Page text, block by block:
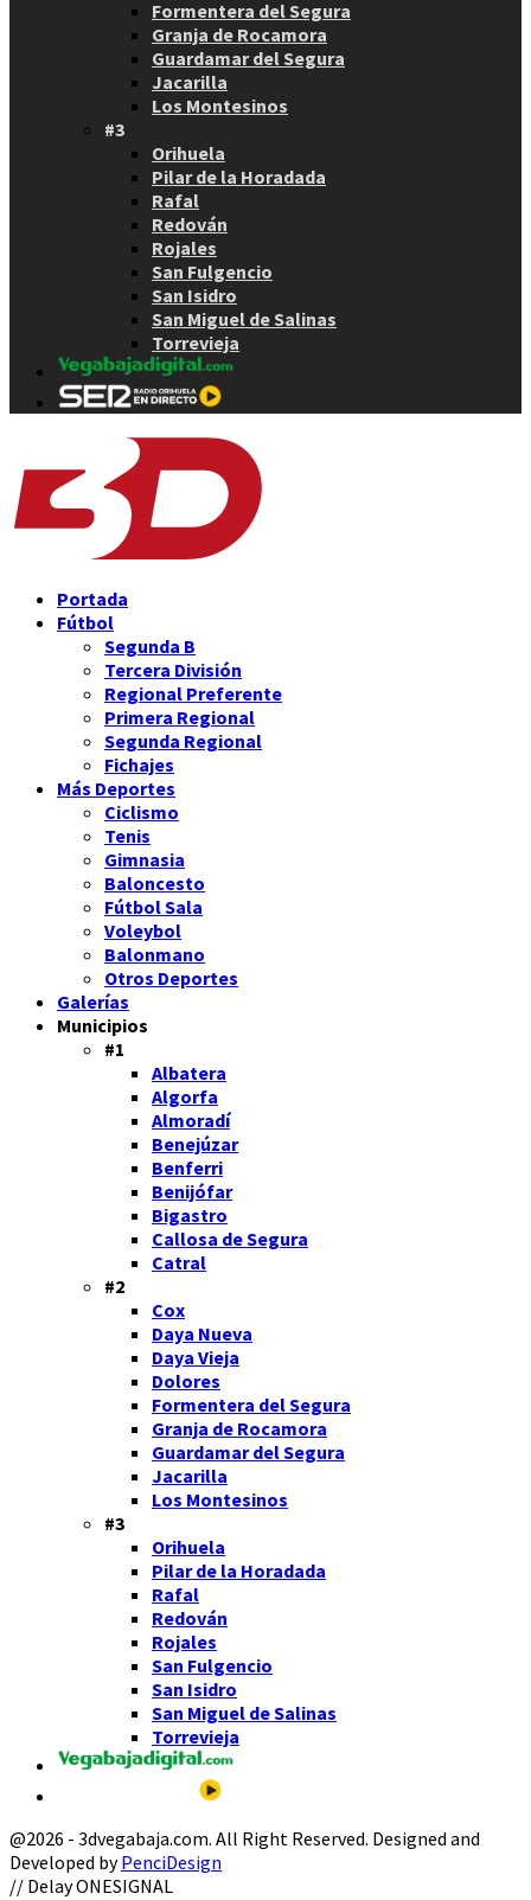
Formentera del Segura
Granja de Rocamora
Guardamar del Segura
Jacarilla
Los Montesinos
#3
Orihuela
Pilar de la Horadada
Rafal
Redován
Rojales
San Fulgencio
San Isidro
San Miguel de Salinas
Torrevieja
Portada
Fútbol
Segunda B
Tercera División
Regional Preferente
Primera Regional
Segunda Regional
Fichajes
Más Deportes
Ciclismo
Tenis
Gimnasia
Baloncesto
Fútbol Sala
Voleybol
Balonmano
Otros Deportes
Galerías
Municipios
#1
Albatera
Algorfa
Almoradí
Benejúzar
Benferri
Benijófar
Bigastro
Callosa de Segura
Catral
#2
Cox
Daya Nueva
Daya Vieja
Dolores
Formentera del Segura
Granja de Rocamora
Guardamar del Segura
Jacarilla
Los Montesinos
#3
Orihuela
Pilar de la Horadada
Rafal
Redován
Rojales
San Fulgencio
San Isidro
San Miguel de Salinas
Torrevieja
@2026 - 3dvegabaja.com. All Right Reserved. Designed and
Developed byPenciDesign
Facebook
Twitter
Instagram
Youtube
Email
// Delay ONESIGNAL